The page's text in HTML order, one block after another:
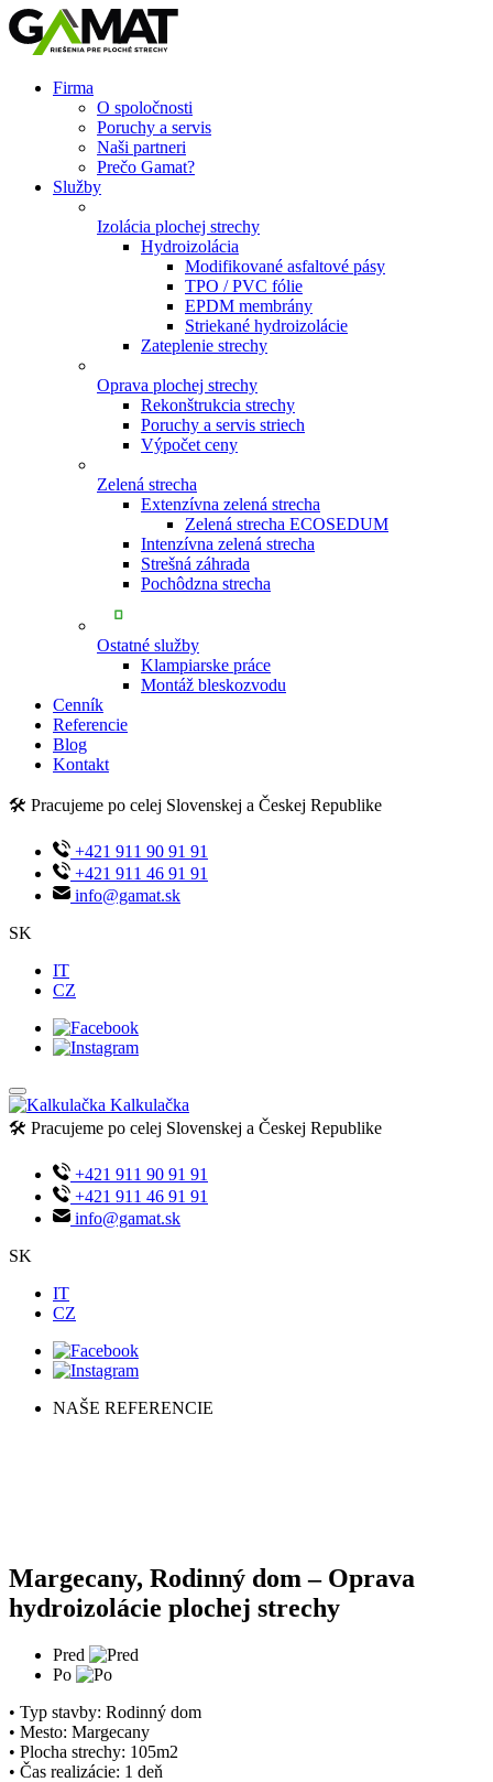
Firma
O spoločnosti
Poruchy a servis
Naši partneri
Prečo Gamat?
Služby
Izolácia plochej strechy
Hydroizolácia
Modifikované asfaltové pásy
TPO / PVC fólie
EPDM membrány
Striekané hydroizolácie
Zateplenie strechy
Oprava plochej strechy
Rekonštrukcia strechy
Poruchy a servis striech
Výpočet ceny
Zelená strecha
Extenzívna zelená strecha
Zelená strecha ECOSEDUM
Intenzívna zelená strecha
Strešná záhrada
Pochôdzna strecha
Ostatné služby
Klampiarske práce
Montáž bleskozvodu
Cenník
Referencie
Blog
Kontakt
🛠️ Pracujeme po celej Slovenskej a Českej Republike
+421 911 90 91 91
+421 911 46 91 91
info@gamat.sk
SK
IT
CZ
Kalkulačka
🛠️ Pracujeme po celej Slovenskej a Českej Republike
+421 911 90 91 91
+421 911 46 91 91
info@gamat.sk
SK
IT
CZ
NAŠE REFERENCIE
Margecany, Rodinný dom – Oprava
hydroizolácie plochej strechy
Pred
Po
• Typ stavby: Rodinný dom
• Mesto: Margecany
• Plocha strechy: 105m2
• Čas realizácie: 1 deň